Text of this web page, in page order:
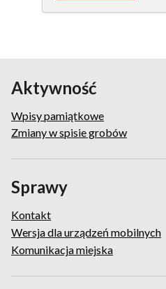
wpis
Aktywność
Wpisy pamiątkowe
Zmiany w spisie grobów
Sprawy
Kontakt
Wersja dla urządzeń mobilnych
Komunikacja miejska